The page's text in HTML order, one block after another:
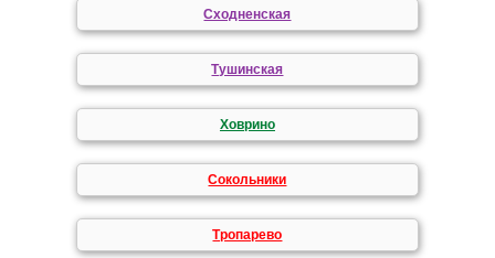
Сходненская
Тушинская
Ховрино
Сокольники
Тропарево